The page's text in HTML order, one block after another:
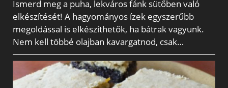
Ismerd meg a puha, lekváros fánk sütőben való
elkészítését! A hagyományos ízek egyszerűbb
megoldással is elkészíthetők, ha bátrak vagyunk.
Nem kell többé olajban kavargatnod, csak…